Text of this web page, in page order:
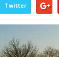
Twitter